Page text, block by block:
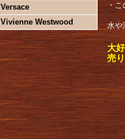
Versace
Vivienne Westwood
・こ
水や
大
売